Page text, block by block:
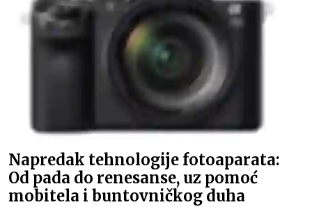
Napredak tehnologije fotoaparata:
Od pada do renesanse, uz pomoć
mobitela i buntovničkog duha